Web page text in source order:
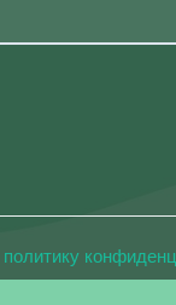
политику